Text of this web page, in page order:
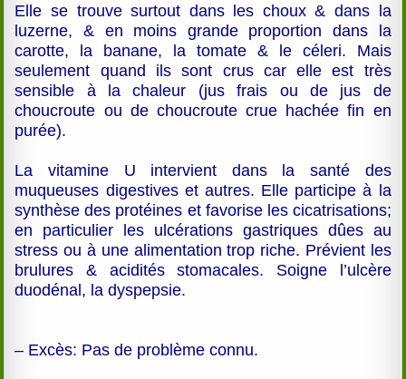
Elle se trouve surtout dans les choux & dans la
luzerne, & en moins grande proportion dans la
carotte, la banane, la tomate & le céleri. Mais
seulement quand ils sont crus car elle est très
sensible à la chaleur (jus frais ou de jus de
choucroute ou de choucroute crue hachée fin en
purée).
La vitamine U intervient dans la santé des
muqueuses digestives et autres. Elle participe à la
synthèse des protéines et favorise les cicatrisations;
en particulier les ulcérations gastriques dûes au
stress ou à une alimentation trop riche. Prévient les
brulures & acidités stomacales. Soigne l’ulcère
duodénal, la dyspepsie.
– Excès: Pas de problème connu.